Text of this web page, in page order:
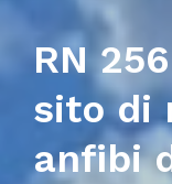
RN
sito di
anfibi